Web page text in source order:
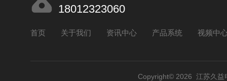
18012323060
首页 关于我们 资讯中心 产品系统 视频中
Copyright© 2026 江苏久